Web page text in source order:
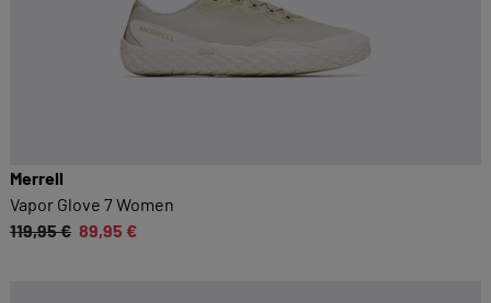
Merrell
Vapor Glove 7 Women
119,95 € 89,95 €